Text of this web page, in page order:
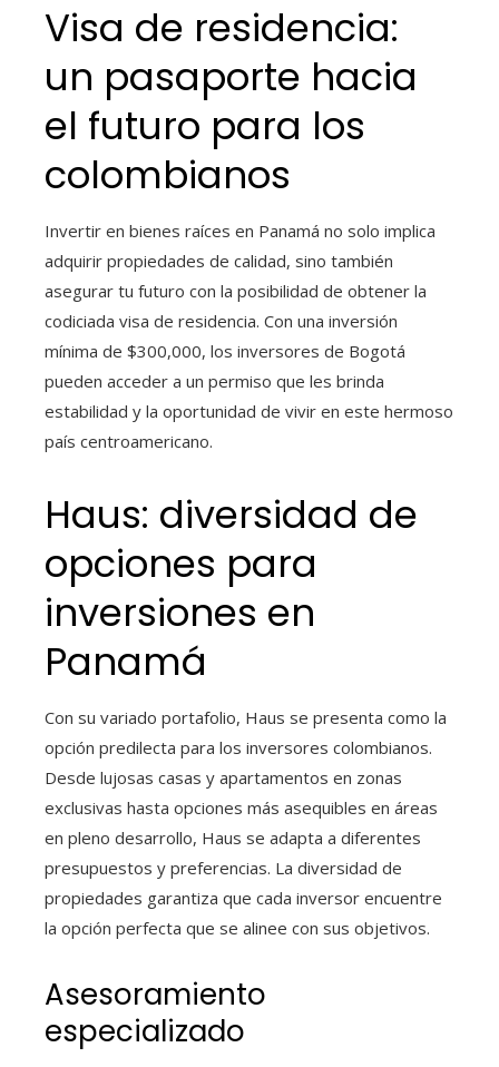
Visa de residencia:
un pasaporte hacia
el futuro para los
colombianos
Invertir en bienes raíces en Panamá no solo implica
adquirir propiedades de calidad, sino también
asegurar tu futuro con la posibilidad de obtener la
codiciada visa de residencia. Con una inversión
mínima de $300,000, los inversores de Bogotá
pueden acceder a un permiso que les brinda
estabilidad y la oportunidad de vivir en este hermoso
país centroamericano.
Haus: diversidad de
opciones para
inversiones en
Panamá
Con su variado portafolio, Haus se presenta como la
opción predilecta para los inversores colombianos.
Desde lujosas casas y apartamentos en zonas
exclusivas hasta opciones más asequibles en áreas
en pleno desarrollo, Haus se adapta a diferentes
presupuestos y preferencias. La diversidad de
propiedades garantiza que cada inversor encuentre
la opción perfecta que se alinee con sus objetivos.
Asesoramiento
especializado